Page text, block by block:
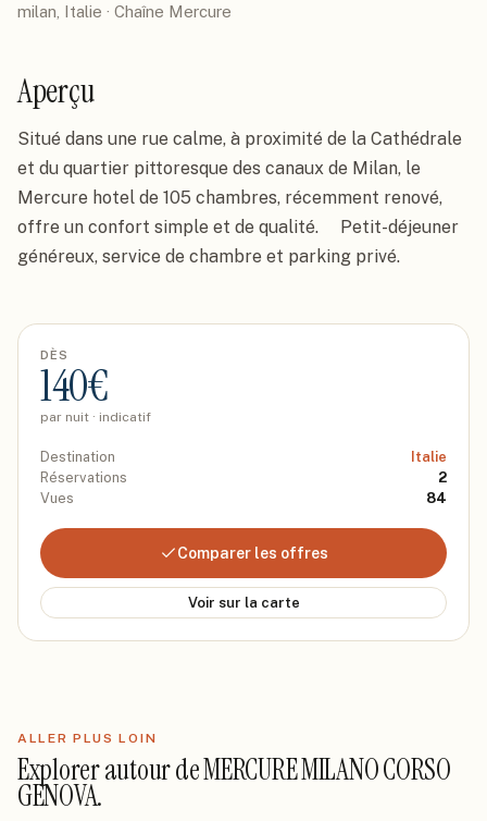
milan, Italie · Chaîne Mercure
Aperçu
Situé dans une rue calme, à proximité de la Cathédrale
et du quartier pittoresque des canaux de Milan, le
Mercure hotel de 105 chambres, récemment renové,
offre un confort simple et de qualité.     Petit-déjeuner
généreux, service de chambre et parking privé.
DÈS
140€
par nuit · indicatif
Destination
Italie
Réservations
2
Vues
84
Comparer les offres
Voir sur la carte
ALLER PLUS LOIN
Explorer autour deMERCURE MILANO CORSO
GENOVA.